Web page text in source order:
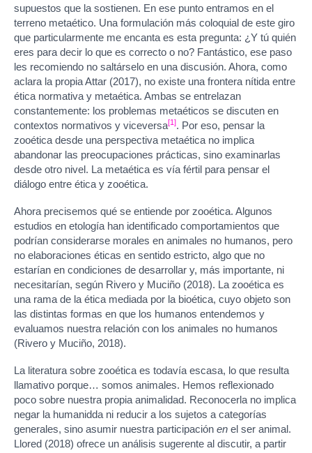
supuestos que la sostienen. En ese punto entramos en el
terreno metaético. Una formulación más coloquial de este giro
que particularmente me encanta es esta pregunta: ¿Y tú quién
eres para decir lo que es correcto o no? Fantástico, ese paso
les recomiendo no saltárselo en una discusión. Ahora, como
aclara la propia Attar (2017), no existe una frontera nítida entre
ética normativa y metaética. Ambas se entrelazan
constantemente: los problemas metaéticos se discuten en
contextos normativos y viceversa[1]. Por eso, pensar la
zooética desde una perspectiva metaética no implica
abandonar las preocupaciones prácticas, sino examinarlas
desde otro nivel. La metaética es vía fértil para pensar el
diálogo entre ética y zooética.
Ahora precisemos qué se entiende por zooética. Algunos
estudios en etología han identificado comportamientos que
podrían considerarse morales en animales no humanos, pero
no elaboraciones éticas en sentido estricto, algo que no
estarían en condiciones de desarrollar y, más importante, ni
necesitarían, según Rivero y Muciño (2018). La zooética es
una rama de la ética mediada por la bioética, cuyo objeto son
las distintas formas en que los humanos entendemos y
evaluamos nuestra relación con los animales no humanos
(Rivero y Muciño, 2018).
La literatura sobre zooética es todavía escasa, lo que resulta
llamativo porque… somos animales. Hemos reflexionado
poco sobre nuestra propia animalidad. Reconocerla no implica
negar la humanidda ni reducir a los sujetos a categorías
generales, sino asumir nuestra participación en el ser animal.
Llored (2018) ofrece un análisis sugerente al discutir, a partir